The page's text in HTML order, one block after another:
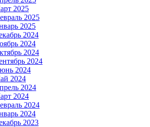
2025
2025
2025
2024
2024
2024
2024
2024
2024
2024
2024
2024
2024
2023